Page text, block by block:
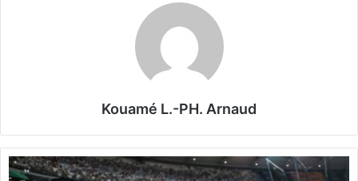
Kouamé L.-PH. Arnaud
H